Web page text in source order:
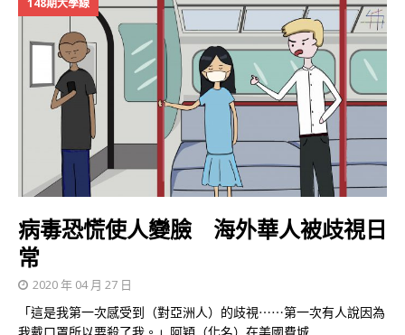
148期大學線
病毒恐慌使人變臉 海外華人被歧視日
常
2020 年 04 月 27 日
「這是我第一次感受到（對亞洲人）的歧視⋯⋯第一次有人說因為